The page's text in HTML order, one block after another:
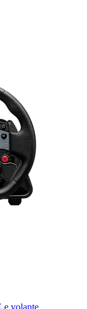
e volante